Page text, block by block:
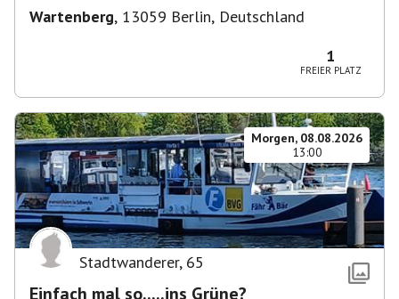
Wartenberg, 13059 Berlin, Deutschland
1
FREIER PLATZ
Morgen, 08.08.2026
13:00
Stadtwanderer, 65
Einfach mal so.....ins Grüne?